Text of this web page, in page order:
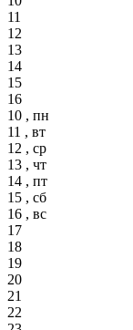
11
12
13
14
15
16
10 , пн
11 , вт
12 , ср
13 , чт
14 , пт
15 , сб
16 , вс
17
18
19
20
21
22